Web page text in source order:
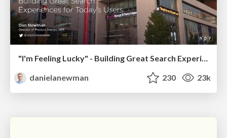
"I'm Feeling Lucky" - Building Great Search Experiences for Today's Users (#IAC19)
danielanewman
230 23k